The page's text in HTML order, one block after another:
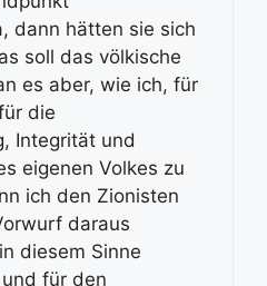
dann hätten sie sich
soll das völkische
es aber, wie ich, für
die
Integrität und
eigenen Volkes zu
ich den Zionisten
daraus
diesem Sinne
für den